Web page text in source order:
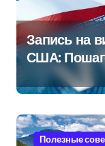
Запись на
США:
Полезные